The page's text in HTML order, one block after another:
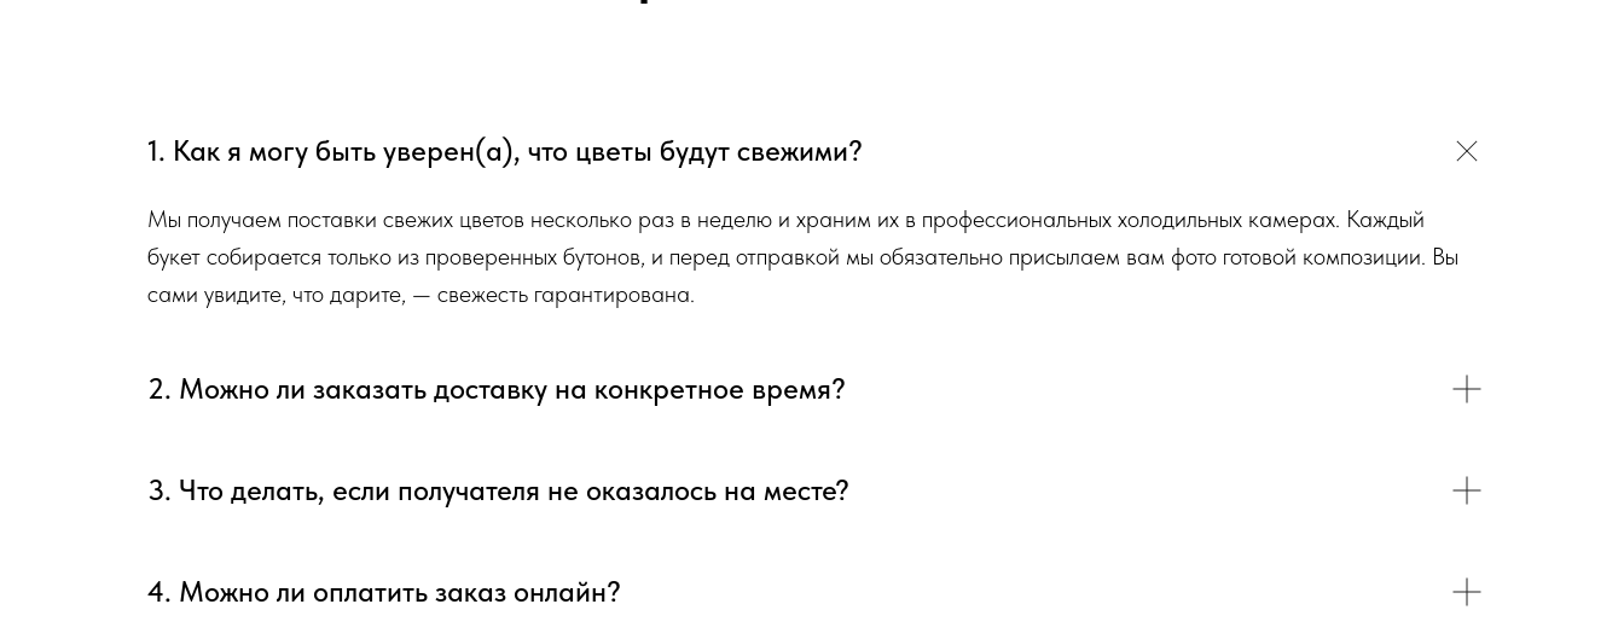
1. Как я могу быть уверен(а), что цветы будут свежими?
Мы получаем поставки свежих цветов несколько раз в неделю и храним их в профессиональных холодильных камерах. Каждый
букет собирается только из проверенных бутонов, и перед отправкой мы обязательно присылаем вам фото готовой композиции. Вы
сами увидите, что дарите, — свежесть гарантирована.
2. Можно ли заказать доставку на конкретное время?
3. Что делать, если получателя не оказалось на месте?
4. Можно ли оплатить заказ онлайн?